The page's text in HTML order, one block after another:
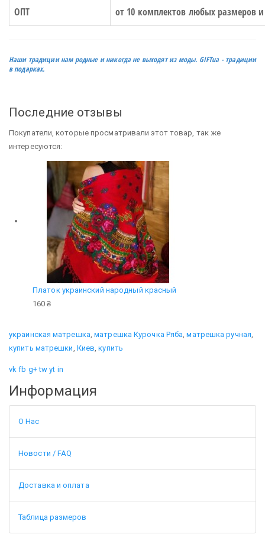
ОПТ от 10 комплектов любых размеров
Наши традиции нам родные и никогда не выходят из моды. GIFTua - традиции
в подарках.
Последние отзывы
Покупатели, которые просматривали этот товар, так же
интересуются:
Платок украинский народный красный
160 ₴
украинская матрешка,матрешка Курочка Ряба,матрешка ручная,
купить матрешки, Киев,купить
vk fb g+ tw yt in
Информация
О Нас
Новости / FAQ
Доставка и оплата
Таблица размеров